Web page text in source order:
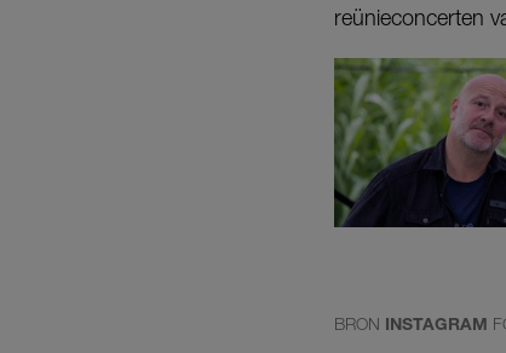
reünieconcerten
BRON INSTAGRAM